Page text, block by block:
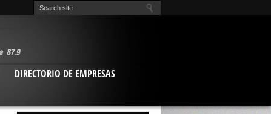
DIRECTORIO DE EMPRESAS